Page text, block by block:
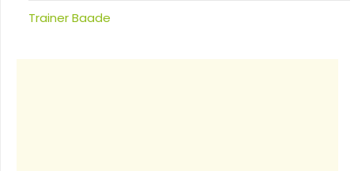
Trainer Baade